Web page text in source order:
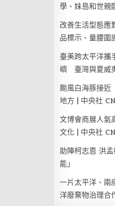
學、妹島和世親
改善生活型態應
品標示、量腰圍
臺美跨太平洋攜
嶼 臺灣與夏威
颱風白海豚接
地方 | 中央社
文博會商展人氣
文化 | 中央社
助陣柯志恩 洪
能」
一片太平洋、
洋廢棄物治理合